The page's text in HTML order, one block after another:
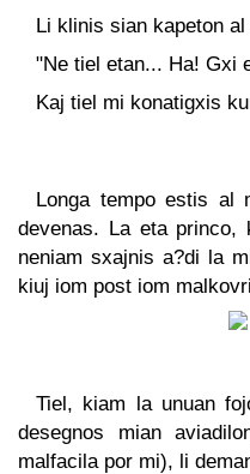
Li klinis sian kapeton al
"Ne tiel etan... Ha! Gxi
Kaj tiel mi konatigxis
Longa tempo estis al
devenas. La eta princo,
neniam sxajnis a?di la
kiuj iom post iom
Tiel, kiam la unuan
desegnos mian
malfacila por mi), li